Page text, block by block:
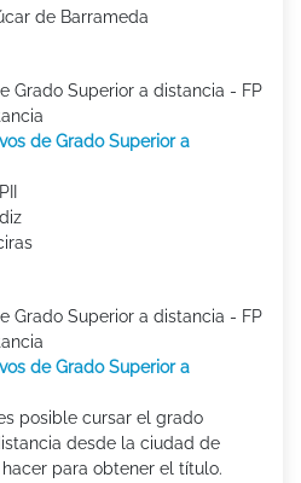
de Barrameda
Grado Superior a distancia - FP
de Grado Superior a
Grado Superior a distancia - FP
de Grado Superior a
posible cursar el grado
desde la ciudad de
para obtener el título.